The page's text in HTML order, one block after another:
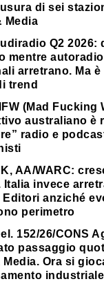
di sei
Media
Q2 2026:
mentre
arretrano. Ma
trend
(Mad Fucking
australiano è
radio e
AA/WARC:
Italia invece
Editori anziché
perimetro
152/26/CONS
passaggio
Ora si
industriale